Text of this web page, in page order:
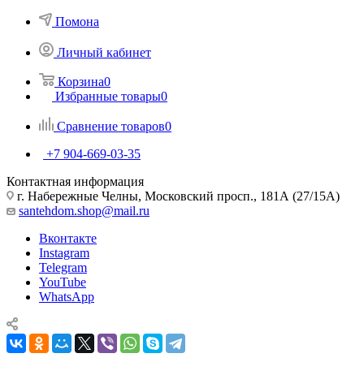
Помона
Личный кабинет
Корзина0
Избранные товары0
Сравнение товаров0
+7 904-669-03-35
Контактная информация
г. Набережные Челны, Московский просп., 181А (27/15А)
santehdom.shop@mail.ru
Вконтакте
Instagram
Telegram
YouTube
WhatsApp